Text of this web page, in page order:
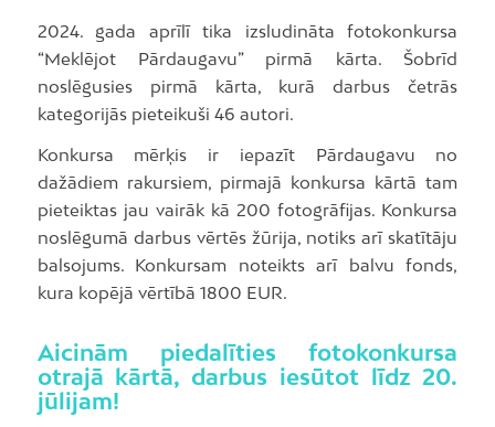
2024. gada aprīlī tika izsludināta fotokonkursa
“Meklējot Pārdaugavu” pirmā kārta. Šobrīd
noslēgusies pirmā kārta, kurā darbus četrās
kategorijās pieteikuši 46 autori.
Konkursa mērķis ir iepazīt Pārdaugavu no
dažādiem rakursiem, pirmajā konkursa kārtā tam
pieteiktas jau vairāk kā 200 fotogrāfijas. Konkursa
noslēgumā darbus vērtēs žūrija, notiks arī skatītāju
balsojums. Konkursam noteikts arī balvu fonds,
kura kopējā vērtībā 1800 EUR.
Aicinām piedalīties fotokonkursa
otrajā kārtā, darbus iesūtot līdz 20.
jūlijam!